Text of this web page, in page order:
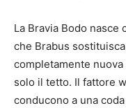
La Bravia Bodo nasce
che Brabus
completamente
solo il tetto. Il fattore
conducono a una